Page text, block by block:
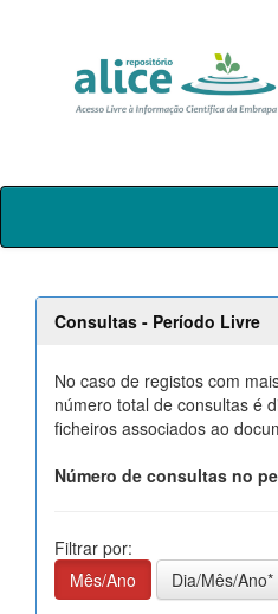
Skip
Consultas - Período Livre
No caso de registos com
número total de consultas é
ficheiros associados ao
Número de consultas no
Filtrar por:
Mês/Ano
Dia/Mês/Ano*